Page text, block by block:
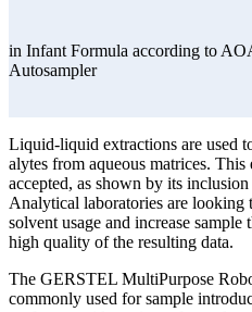
in Infant Formula according to
Autosampler
Liquid-liquid extractions are used
alytes from aqueous matrices.
accepted, as shown by its
Analytical laboratories are looking
solvent usage and increase
high quality of the resulting data.
The GERSTEL MultiPurpose
commonly used for sample